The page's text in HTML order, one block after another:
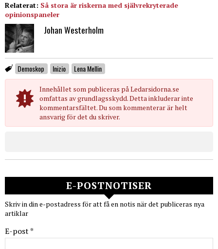
Relaterat: Så stora är riskerna med självrekryterade
opinionspaneler
Johan Westerholm
Demoskop Inizio Lena Mellin
Innehållet som publiceras på Ledarsidorna.se
omfattas av grundlagsskydd. Detta inkluderar inte
kommentarsfältet. Du som kommenterar är helt
ansvarig för det du skriver.
E-POSTNOTISER
Skriv in din e-postadress för att få en notis när det publiceras nya
artiklar
E-post *